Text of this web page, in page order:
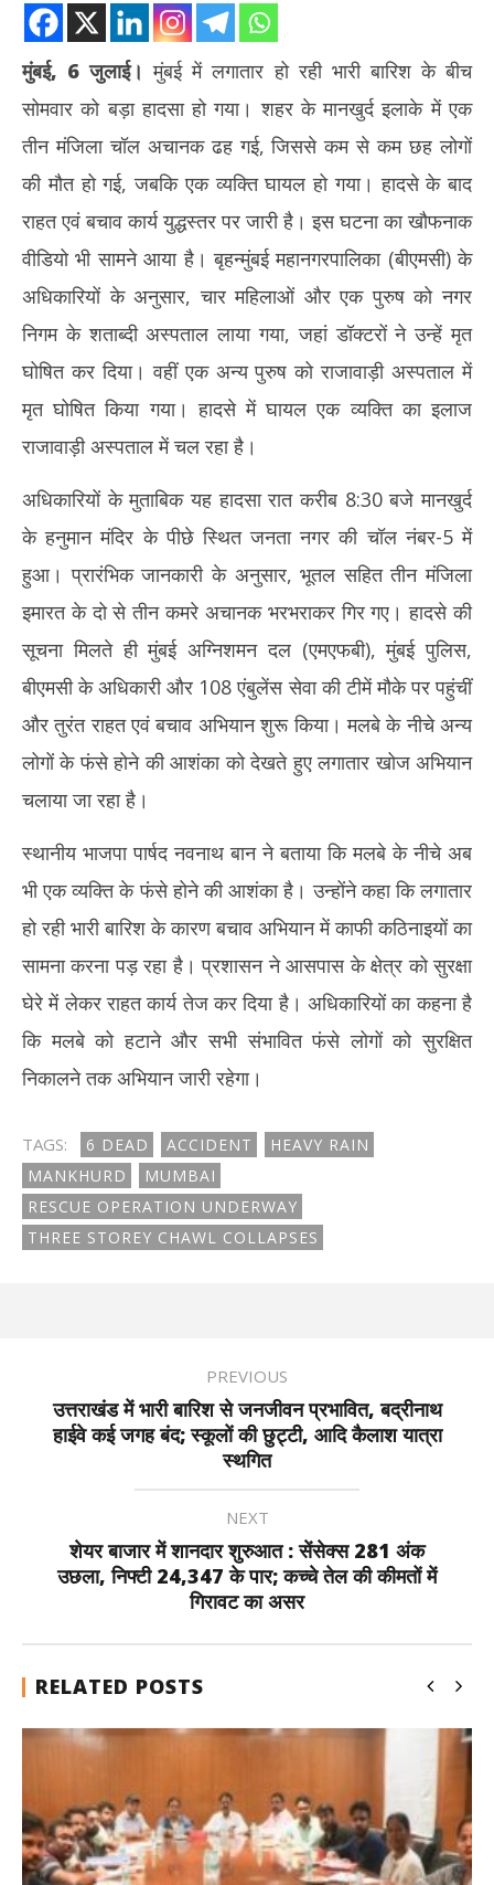
NOW VIEWING
मुंबई में भारी बारिश के बीच बड़ा हादसा, मानखुर्द में तीन मंजिला चॉल ढही; 6 की
मौत, बचाव अभियान जारी
July
6,
2026
6,
मुंबई, 6 जुलाई। मुंबई में लगातार हो रही भारी बारिश के बीच
सोमवार को बड़ा हादसा हो गया। शहर के मानखुर्द इलाके में एक
तीन मंजिला चॉल अचानक ढह गई, जिससे कम से कम छह लोगों
की मौत हो गई, जबकि एक व्यक्ति घायल हो गया। हादसे के बाद
राहत एवं बचाव कार्य युद्धस्तर पर जारी है। इस घटना का खौफनाक
वीडियो भी सामने आया है। बृहन्मुंबई महानगरपालिका (बीएमसी) के
अधिकारियों के अनुसार, चार महिलाओं और एक पुरुष को नगर
निगम के शताब्दी अस्पताल लाया गया, जहां डॉक्टरों ने उन्हें मृत
घोषित कर दिया। वहीं एक अन्य पुरुष को राजावाड़ी अस्पताल में
मृत घोषित किया गया। हादसे में घायल एक व्यक्ति का इलाज
राजावाड़ी अस्पताल में चल रहा है।
अधिकारियों के मुताबिक यह हादसा रात करीब 8:30 बजे मानखुर्द
के हनुमान मंदिर के पीछे स्थित जनता नगर की चॉल नंबर-5 में
हुआ। प्रारंभिक जानकारी के अनुसार, भूतल सहित तीन मंजिला
इमारत के दो से तीन कमरे अचानक भरभराकर गिर गए। हादसे की
सूचना मिलते ही मुंबई अग्निशमन दल (एमएफबी), मुंबई पुलिस,
बीएमसी के अधिकारी और 108 एंबुलेंस सेवा की टीमें मौके पर पहुंचीं
और तुरंत राहत एवं बचाव अभियान शुरू किया। मलबे के नीचे अन्य
लोगों के फंसे होने की आशंका को देखते हुए लगातार खोज अभियान
चलाया जा रहा है।
स्थानीय भाजपा पार्षद नवनाथ बान ने बताया कि मलबे के नीचे अब
भी एक व्यक्ति के फंसे होने की आशंका है। उन्होंने कहा कि लगातार
हो रही भारी बारिश के कारण बचाव अभियान में काफी कठिनाइयों का
सामना करना पड़ रहा है। प्रशासन ने आसपास के क्षेत्र को सुरक्षा
घेरे में लेकर राहत कार्य तेज कर दिया है। अधिकारियों का कहना है
कि मलबे को हटाने और सभी संभावित फंसे लोगों को सुरक्षित
निकालने तक अभियान जारी रहेगा।
TAGS: 6 DEAD ACCIDENT
HEAVY RAIN
MANKHURD
MUMBAI
RESCUE OPERATION UNDERWAY
THREE STOREY CHAWL COLLAPSES
PREVIOUS
उत्तराखंड में भारी बारिश से जनजीवन प्रभावित, बद्रीनाथ
हाईवे कई जगह बंद; स्कूलों की छुट्टी, आदि कैलाश यात्रा
स्थगित
NEXT
शेयर बाजार में शानदार शुरुआत : सेंसेक्स 281 अंक
उछला, निफ्टी 24,347 के पार; कच्चे तेल की कीमतों में
गिरावट का असर
RELATED POSTS